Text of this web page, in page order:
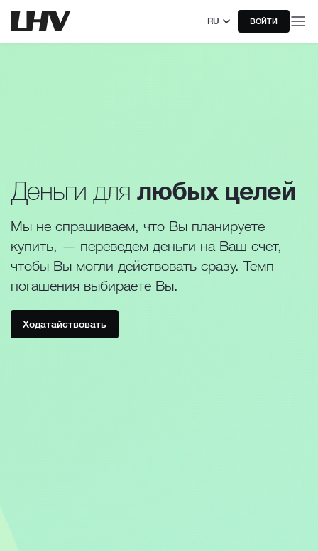
RU ВОЙТИ
Деньги для любых целей
Мы не спрашиваем, что Вы планируете
купить, — переведем деньги на Ваш счет,
чтобы Вы могли действовать сразу. Темп
погашения выбираете Вы.
Ходатайствовать